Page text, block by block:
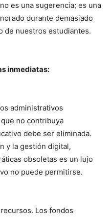
es una sugerencia; es una
durante demasiado
de nuestros estudiantes.
inmediatas:
administrativos
no contribuya
debe ser eliminada.
y la gestión digital,
obsoletas es un lujo
no puede permitirse.
Los fondos